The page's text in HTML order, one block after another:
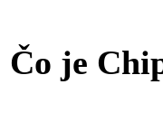
Čo je